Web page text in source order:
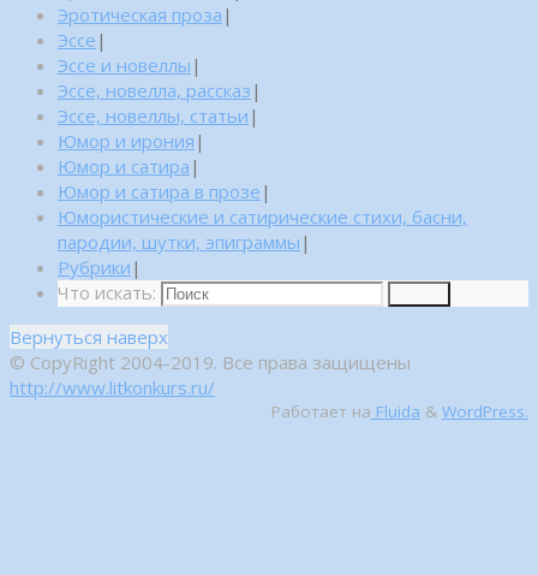
Эротическая проза |
Эссе |
Эссе и новеллы |
Эссе, новелла, рассказ |
Эссе, новеллы, статьи |
Юмор и ирония |
Юмор и сатира |
Юмор и сатира в прозе |
Юмористические и сатирические стихи, басни,
пародии, шутки, эпиграммы |
Рубрики |
Что искать:
Вернуться наверх
© CopyRight 2004-2019. Все права защищены
http://www.litkonkurs.ru/
Работает на Fluida & WordPress.